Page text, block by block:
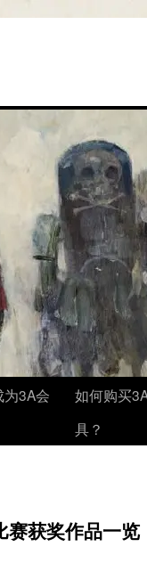
3A会
如何购买
具？
赛获奖作品一览